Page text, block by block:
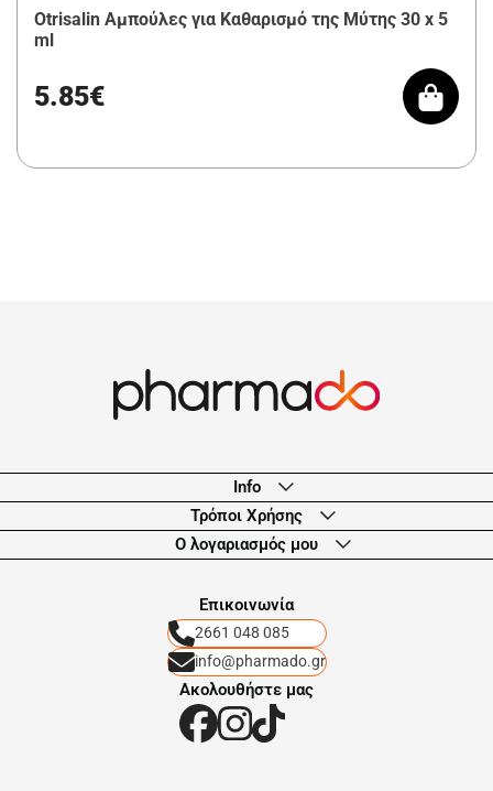
Otrisalin Αμπούλες για Καθαρισμό της Μύτης 30 x 5
ml
5.85€
Info
Τρόποι Χρήσης
Ο λογαριασμός μου
Eπικοινωνία
2661 048 085
info@pharmado.gr
Ακολουθήστε μας